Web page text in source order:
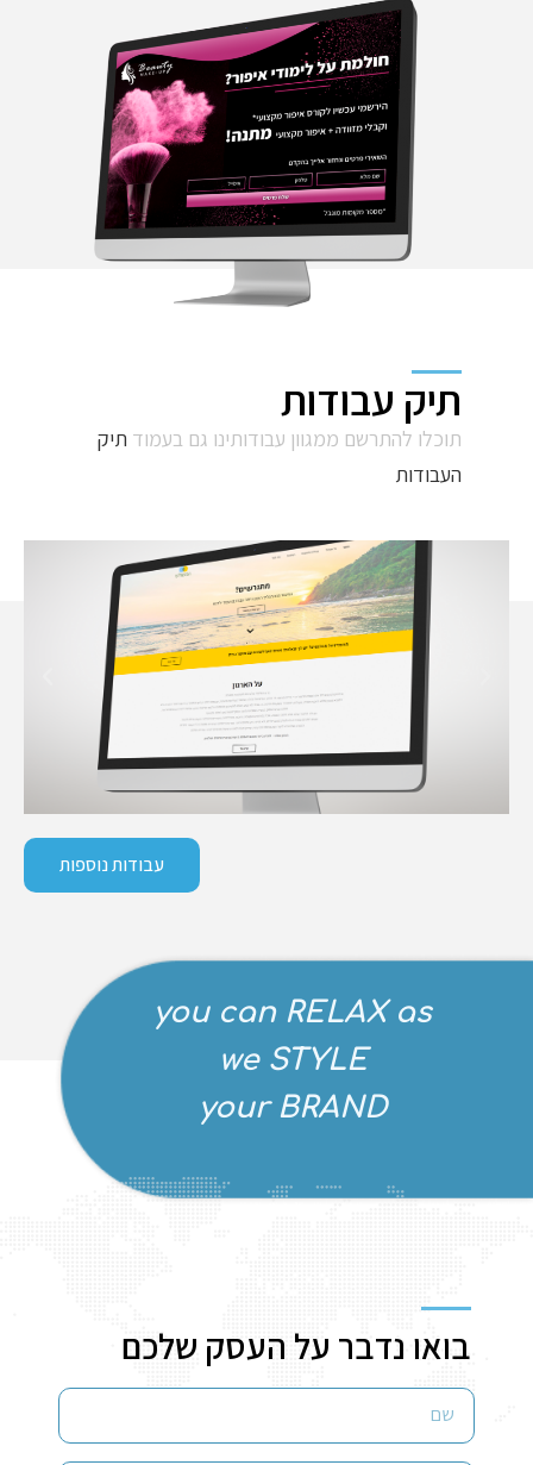
תיק עבודות
תוכלו להתרשם ממגוון עבודותינו גם בעמוד תיק
העבודות
עבודות נוספות
you can RELAX as
we STYLE
your BRAND
בואו נדבר על העסק שלכם